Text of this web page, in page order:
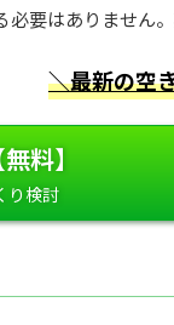
要はありません
＼最新の空
料】